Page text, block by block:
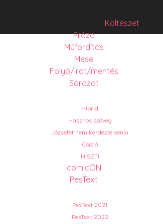
Költészet
Próza
Műfordítás
Mese
Folyó/irat/mentés
Sorozat
Hibrid
Hasznos szöveg
Józsefet nem kérdezte senki
Csízió
HISZTI
comicON
PesText
PesText 2021
PesText 2022